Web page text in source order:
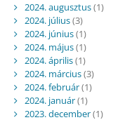
2024. augusztus(1)
2024. július(3)
2024. június(1)
2024. május(1)
2024. április(1)
2024. március(3)
2024. február(1)
2024. január(1)
2023. december(1)